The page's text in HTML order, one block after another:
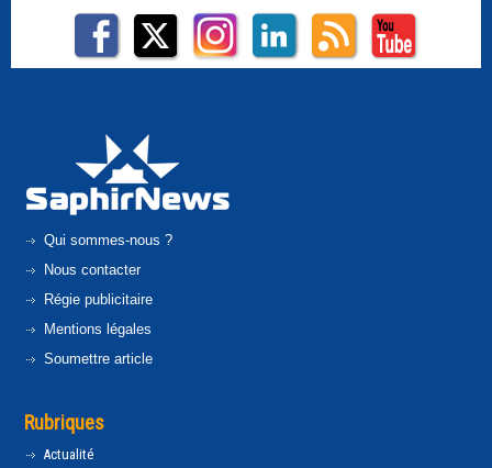
Qui sommes-nous ?
Nous contacter
Régie publicitaire
Mentions légales
Soumettre article
Rubriques
Actualité